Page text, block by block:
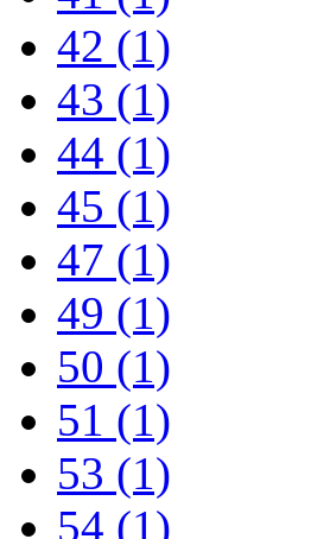
42 (1)
43 (1)
44 (1)
45 (1)
47 (1)
49 (1)
50 (1)
51 (1)
53 (1)
54 (1)